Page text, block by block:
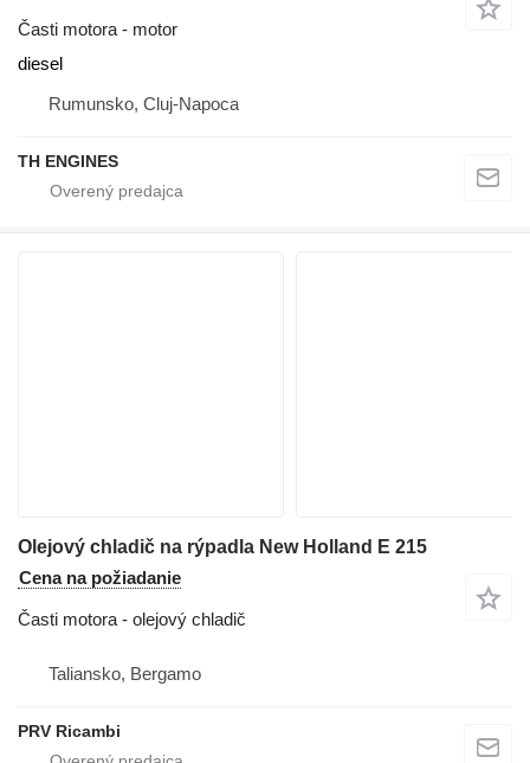
Časti motora - motor
diesel
Rumunsko, Cluj-Napoca
TH ENGINES
Olejový chladič na rýpadla New Holland E 215
Cena na požiadanie
Časti motora - olejový chladič
Taliansko, Bergamo
PRV Ricambi